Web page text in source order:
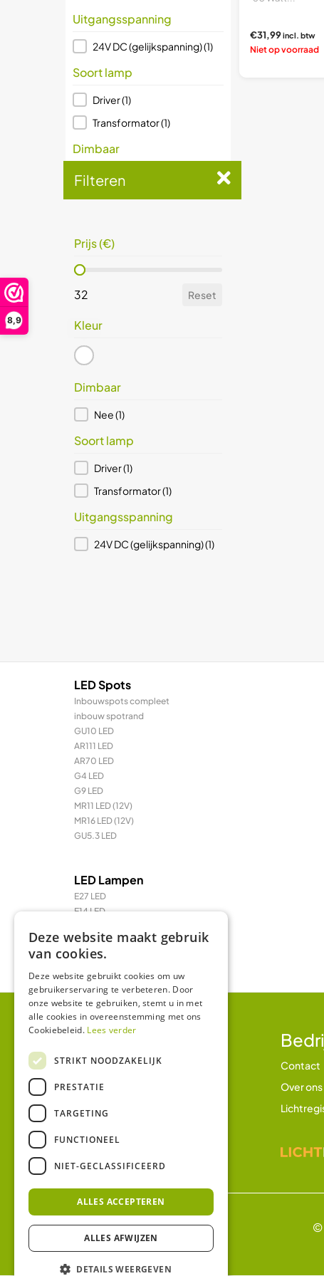
8,9
Uitgangsspanning
Uitgangsspanning
24V DC (gelijkspanning)(1)
Soort lamp
Soort lamp
Driver(1)
Transformator(1)
Dimbaar
Dimbaar
Nee(1)
Prijs (€)
€31,99incl. btw
Niet op voorraad
Filteren
Prijs (€)
Prijs (€)
32 Reset
Kleur
Kleur
wit(1)
Dimbaar
Dimbaar
Nee(1)
Soort lamp
Soort lamp
Driver(1)
Transformator(1)
Uitgangsspanning
Uitgangsspanning
24V DC (gelijkspanning)(1)
LED Spots
Inbouwspots compleet
inbouw spotrand
GU10 LED
AR111 LED
AR70 LED
G4 LED
G9 LED
MR11 LED (12V)
MR16 LED (12V)
GU5.3 LED
LED Lampen
E27 LED
E14 LED
LED TL & LED PL
R7 / R7s LED
Klantenservice
Betalen en betaalmethodes
Verzending en bezorging
Retourbeleid
Contact
Over ons
©
Deze website maakt gebruik
van cookies.
Deze website gebruikt cookies om uw
gebruikerservaring te verbeteren. Door
onze website te gebruiken, stemt u in met
alle cookies in overeenstemming met ons
Cookiebeleid. Lees verder
STRIKT NOODZAKELIJK
PRESTATIE
TARGETING
FUNCTIONEEL
NIET-GECLASSIFICEERD
ALLES ACCEPTEREN
ALLES AFWIJZEN
DETAILS WEERGEVEN